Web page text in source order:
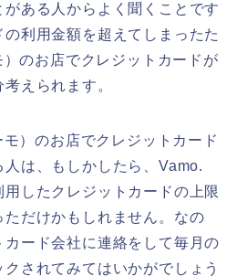
ある人からよく聞くことです
利用金額を超えてしまったた
のお店でクレジットカードが
えられます。
）のお店でクレジットカード
は、もしかしたら、Vamo.
用したクレジットカードの上限
だけかもしれません。なの
ード会社に連絡をして毎月の
されてみてはいかがでしょう